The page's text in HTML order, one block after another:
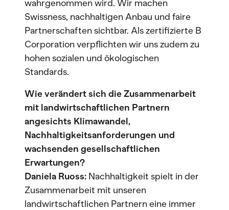
wahrgenommen wird. Wir machen
Swissness, nachhaltigen Anbau und faire
Partnerschaften sichtbar. Als zertifizierte B
Corporation verpflichten wir uns zudem zu
hohen sozialen und ökologischen
Standards.
Wie verändert sich die Zusammenarbeit
mit landwirtschaftlichen Partnern
angesichts Klimawandel,
Nachhaltigkeitsanforderungen und
wachsenden gesellschaftlichen
Erwartungen?
Daniela Ruoss: Nachhaltigkeit spielt in der
Zusammenarbeit mit unseren
landwirtschaftlichen Partnern eine immer